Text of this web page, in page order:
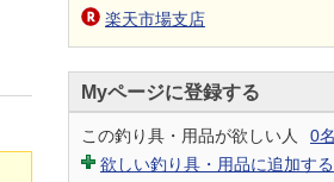
楽天市場支店
Myページに登録する
この釣り具・用品が欲しい人
0名
欲しい釣り具・用品に追加する